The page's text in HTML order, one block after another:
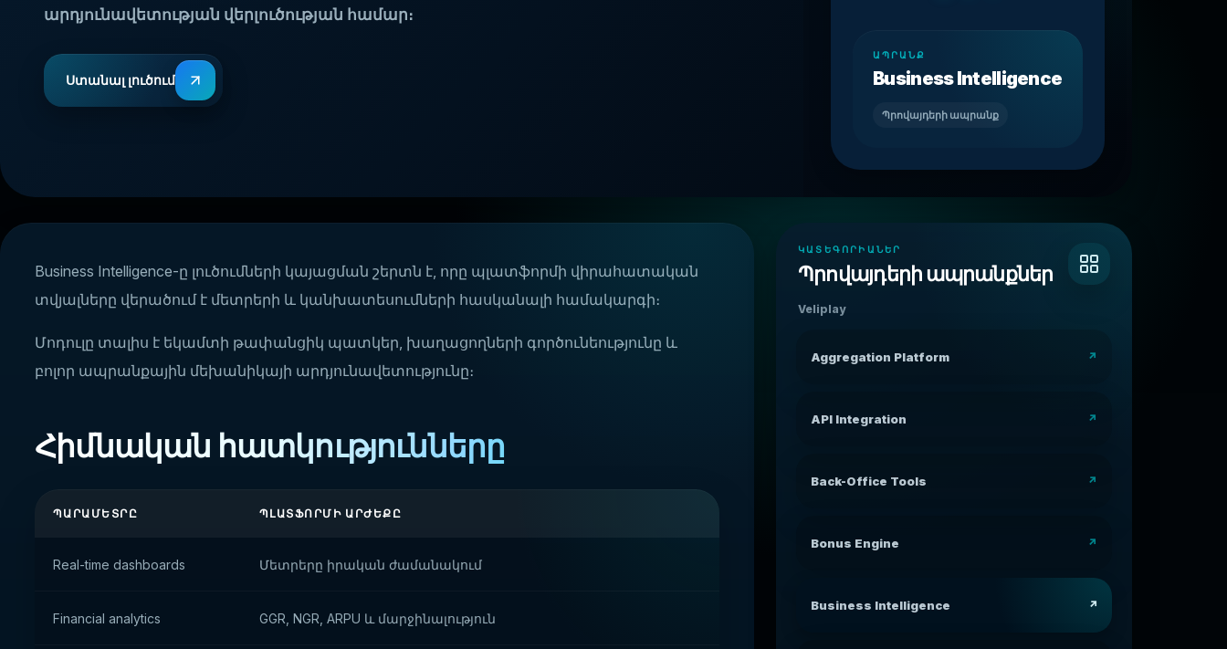
արդյունավետության վերլուծության համար։
Ստանալ լուծում
ԱՊՐԱՆՔ
Business Intelligence
Պրովայդերի ապրանք
Business Intelligence-ը լուծումների կայացման շերտն է, որը պլատֆորմի վիրահատական
տվյալները վերածում է մետրերի և կանխատեսումների հասկանալի համակարգի։
Մոդուլը տալիս է եկամտի թափանցիկ պատկեր, խաղացողների գործունեությունը և
բոլոր ապրանքային մեխանիկայի արդյունավետությունը։
Հիմնական հատկությունները
ՊԱՐԱՄԵՏՐԸ ՊԼԱՏՖՈՐՄԻ ԱՐԺԵՔԸ
Real-time dashboards Մետրերը իրական ժամանակում
Financial analytics GGR, NGR, ARPU և մարջինալություն
ԿԱՏԵԳՈՐԻԱՆԵՐ
Պրովայդերի ապրանքներ
Veliplay
Aggregation Platform
API Integration
Back-Office Tools
Bonus Engine
Business Intelligence